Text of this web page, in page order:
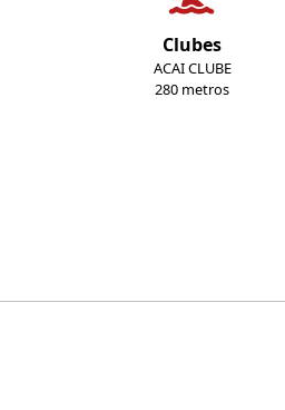
Clubes
ACAI CLUBE
280 metros